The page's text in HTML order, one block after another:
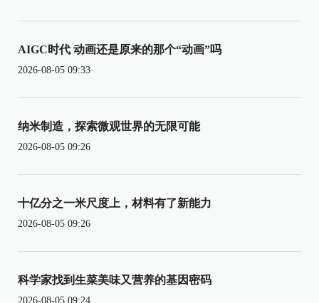
AIGC时代 动画还是原来的那个“动画”吗
2026-08-05 09:33
纳米制造，探索微观世界的无限可能
2026-08-05 09:26
十亿分之一米尺度上，材料有了新能力
2026-08-05 09:26
科学家找到生菜美味又营养的基因密码
2026-08-05 09:24